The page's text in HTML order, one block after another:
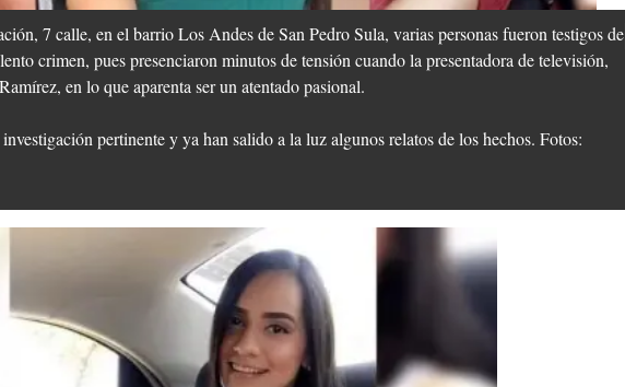
7 calle, en el barrio Los Andes de San Pedro Sula, varias personas fueron testigos de
crimen, pues presenciaron minutos de tensión cuando la presentadora de televisión,
en lo que aparenta ser un atentado pasional.
pertinente y ya han salido a la luz algunos relatos de los hechos. Fotos: